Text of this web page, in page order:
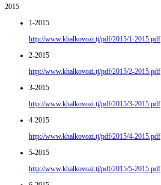
2015
1-2015
http://www.khalkovozi.tj/pdf/2015/1-2015.pdf
2-2015
http://www.khalkovozi.tj/pdf/2015/2-2015.pdf
3-2015
http://www.khalkovozi.tj/pdf/2015/3-2015.pdf
4-2015
http://www.khalkovozi.tj/pdf/2015/4-2015.pdf
5-2015
http://www.khalkovozi.tj/pdf/2015/5-2015.pdf